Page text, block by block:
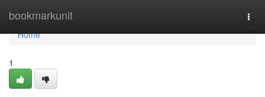
bookmarkunit
Home
Home
1